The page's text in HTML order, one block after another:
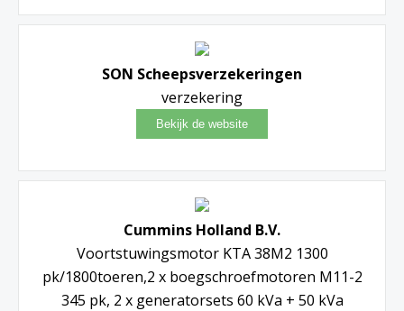
SON Scheepsverzekeringen
verzekering
Cummins Holland B.V.
Voortstuwingsmotor KTA 38M2 1300
pk/1800toeren,2 x boegschroefmotoren M11-2
345 pk, 2 x generatorsets 60 kVa + 50 kVa